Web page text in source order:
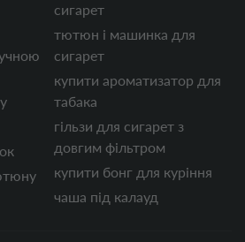
сигарет
тютюн і машинка для
сигарет
купити ароматизатор для
табака
гільзи для сигарет з
довгим фільтром
купити бонг для куріння
чаша під калауд